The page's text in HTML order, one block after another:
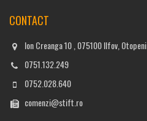
CONTACT
Ion Creanga 10 , 075100 Ilfov, Otopeni
0751.132.249
0752.028.640
comenzi@stift.ro